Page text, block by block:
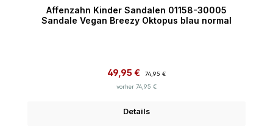
Affenzahn Kinder Sandalen 01158-30005
Sandale Vegan Breezy Oktopus blau normal
Verkaufspreis:
49,95 € Regulärer Preis:
74,95 €
vorher 74,95 €
Details